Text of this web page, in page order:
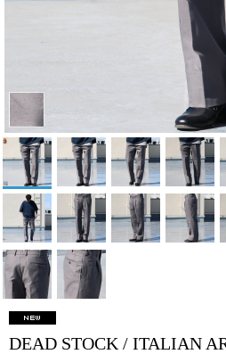
DEAD STOCK / ITALIAN